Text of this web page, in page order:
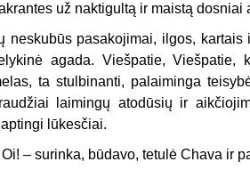
už naktigultą ir maistą
neskubūs pasakojimai, ilgos,
agada. Viešpatie, Viešpatie,
ta stulbinanti, palaiminga
laimingų atodūsių ir
lūkesčiai.
– surinka, būdavo, tetulė Chava ir